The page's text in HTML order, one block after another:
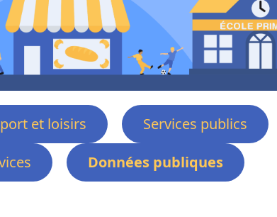
et loisirs Services publics
Données publiques